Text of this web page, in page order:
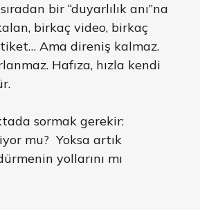
bir “duyarlılık anı”na
birkaç video, birkaç
Ama direniş kalmaz.
Hafıza, hızla kendi
sormak gerekir:
mu? Yoksa artık
yollarını mı